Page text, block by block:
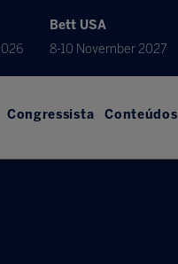
Bett USA
8-10 November 2027
Congressista Conteúdos